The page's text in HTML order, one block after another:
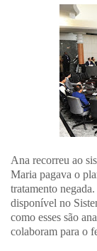
Ana recorreu ao
Maria pagava o
tratamento
disponível no
como esses são
colaboram para o